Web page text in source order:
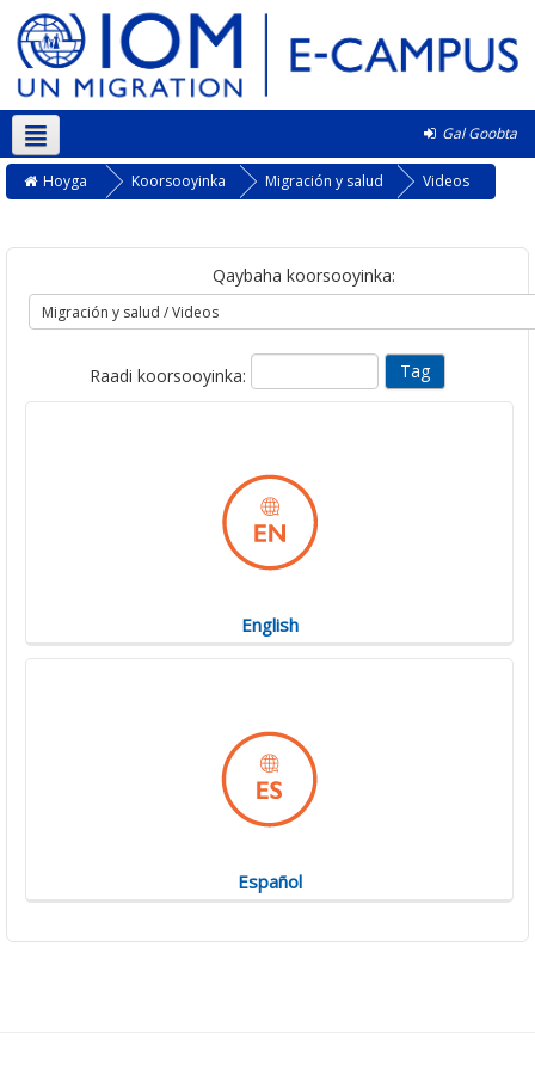
Gal Goobta
Soomaali ‎(so)‎
Hoyga Koorsooyinka Migración y salud Videos
Qaybaha koorsooyinka:
Raadi koorsooyinka:
English
Español